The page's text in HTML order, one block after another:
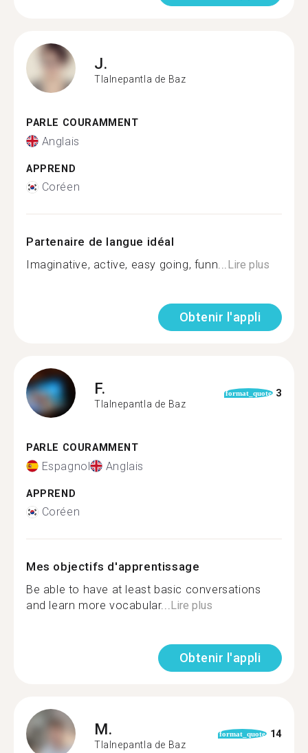
J.
Tlalnepantla de Baz
PARLE COURAMMENT
Anglais
APPREND
Coréen
Partenaire de langue idéal
Imaginative, active, easy going, funn...Lire plus
Obtenir l'appli
F.
Tlalnepantla de Baz
format_quote 3
PARLE COURAMMENT
Espagnol Anglais
APPREND
Coréen
Mes objectifs d'apprentissage
Be able to have at least basic conversations
and learn more vocabular...Lire plus
Obtenir l'appli
M.
Tlalnepantla de Baz
format_quote 14